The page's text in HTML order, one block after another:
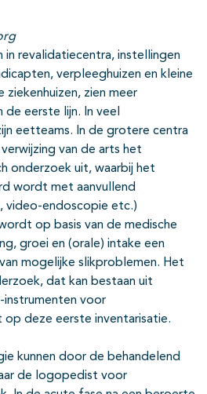
in revalidatiecentra, instellingen
verpleeghuizen en kleine
ziekenhuizen, zien meer
eerste lijn. In veel
eetteams. In de grotere centra
van de arts het
onderzoek uit, waarbij het
wordt met aanvullend
video-endoscopie etc.)
op basis van de medische
groei en (orale) intake een
mogelijke slikproblemen. Het
dat kan bestaan uit
instrumenten voor
deze eerste inventarisatie.
kunnen door de behandelend
de logopedist voor